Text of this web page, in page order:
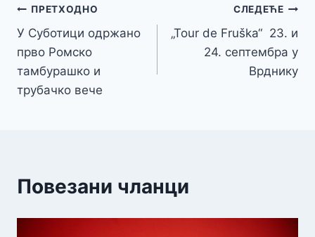
Кретање
чланка
ПРЕТХОДНО
У Суботици одржано
прво Ромско
тамбурашко и
трубачко вече
СЛЕДЕЋЕ
„Tour de Fruška“ 23. и
24. септембра у
Врднику
Повезани чланци